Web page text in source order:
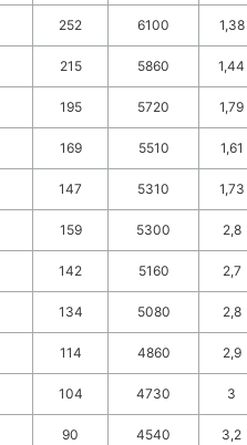
252 6100 1,38
215 5860 1,44
195 5720 1,79
169 5510 1,61
147 5310 1,73
159 5300 2,8
142 5160 2,7
134 5080 2,8
114 4860 2,9
104 4730 3
90 4540 3,2